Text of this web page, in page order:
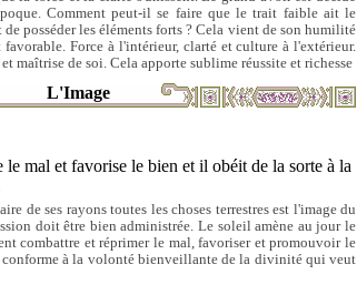
Comment peut-il se faire que le trait faible ait le
posséder les éléments forts ? Cela vient de son humilité
Force à l'intérieur, clarté et culture à l'extérieur.
maîtrise de soi. Cela apporte sublime réussite et richesse
L'Image
mal et favorise le bien et il obéit de la sorte à la
de ses rayons toutes les choses terrestres est l'image du
doit être bien administrée. Le soleil amène au jour le
combattre et réprimer le mal, favoriser et promouvoir le
conforme à la volonté bienveillante de la divinité qui veut